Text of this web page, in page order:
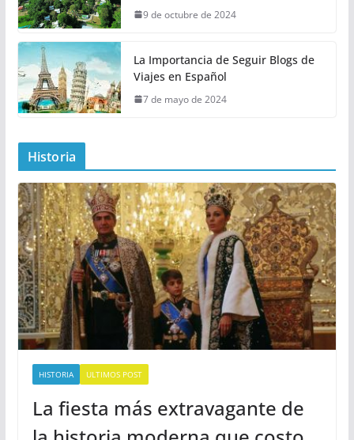
9 de octubre de 2024
La Importancia de Seguir Blogs de
Viajes en Español
7 de mayo de 2024
Historia
HISTORIA ULTIMOS POST
La fiesta más extravagante de